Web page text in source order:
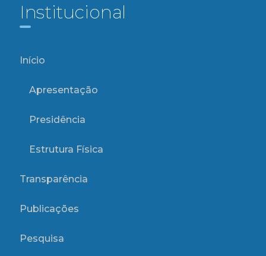
Institucional
Início
Apresentação
Presidência
Estrutura Física
Transparência
Publicações
Pesquisa